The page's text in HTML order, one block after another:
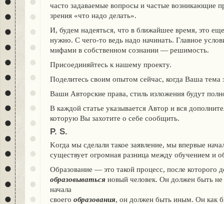
часто задаваемые вопросы и частые возникающие
зрения «что надо делать».
И, будем надеяться, что в ближайшее время, это
нужно. С чего-то ведь надо начинать. Главное
мифами в собственном сознании — решимость.
Присоединяйтесь к нашему проекту.
Поделитесь своим опытом сейчас, когда Ваша тема
Ваши Авторские права, стиль изложения будут
В каждой статье указывается Автор и вся
которую Вы захотите о себе сообщить.
P. S.
Kогда мы сделали такое заявление, мы впервые
существует огромная разница между обучением и
Образование — это такой процесс, после которого
образовываться новый человек. Он должен быть
начала
своего образования, он должен быть иным. Он как